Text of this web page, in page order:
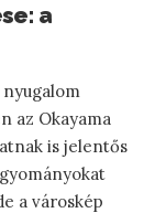
a
az Okayama
is jelentős
a városkép